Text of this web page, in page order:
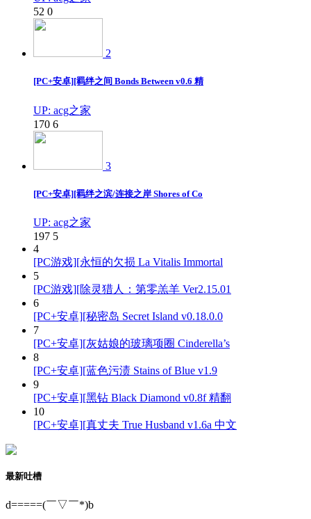
52 0
2
[PC+安卓][羁绊之间 Bonds Between v0.6 精
UP: acg之家
170 6
3
[PC+安卓][羁绊之滨/连接之岸 Shores of Co
UP: acg之家
197 5
4
[PC游戏][永恒的欠损 La Vitalis Immortal
5
[PC游戏][除灵猎人：第零羔羊 Ver2.15.01
6
[PC+安卓][秘密岛 Secret Island v0.18.0.0
7
[PC+安卓][灰姑娘的玻璃项圈 Cinderella’s
8
[PC+安卓][蓝色污渍 Stains of Blue v1.9
9
[PC+安卓][黑钻 Black Diamond v0.8f 精翻
10
[PC+安卓][真丈夫 True Husband v1.6a 中文
最新吐槽
d=====(￣▽￣*)b